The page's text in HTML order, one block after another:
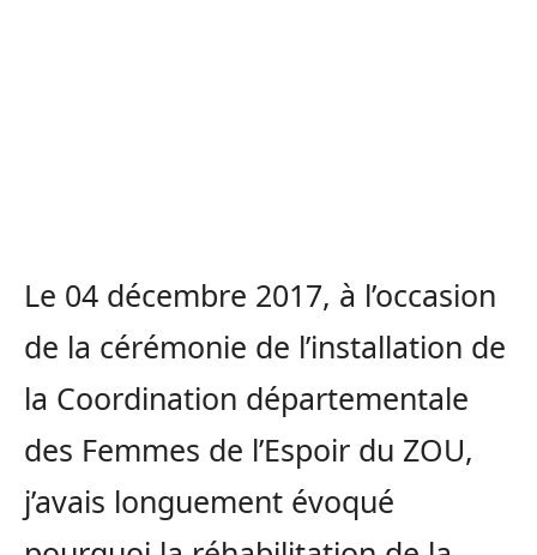
Le 04 décembre 2017, à l’occasion
de la cérémonie de l’installation de
la Coordination départementale
des Femmes de l’Espoir du ZOU,
j’avais longuement évoqué